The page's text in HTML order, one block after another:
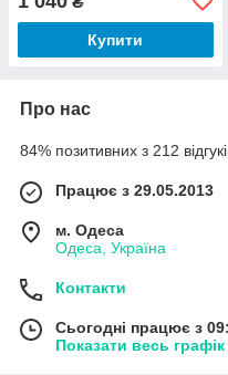
Купити
Про нас
84% позитивних з 212
Працює з 29.05.2013
м. Одеса
Одеса, Україна
Контакти
Сьогодні працює з
Показати весь